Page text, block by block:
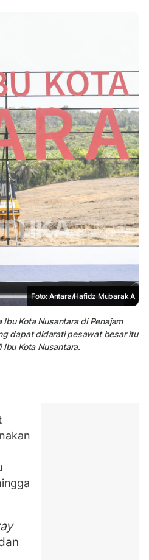
Foto: Antara/Hafidz Mubarak A
Kota Nusantara di Penajam
dapat didarati pesawat besar itu
Kota Nusantara.